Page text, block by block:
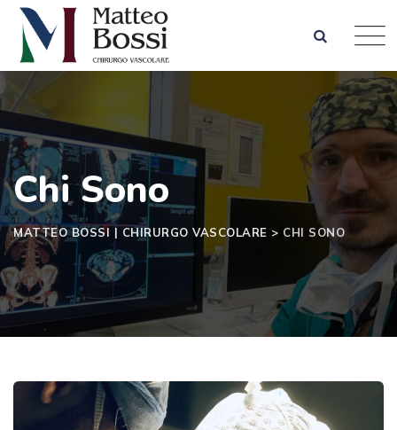
Chi Sono
MATTEO BOSSI | CHIRURGO VASCOLARE > CHI SONO